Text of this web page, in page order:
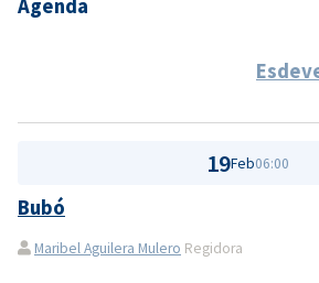
Agenda
19Feb06:00
Bubó
Maribel Aguilera Mulero Regidora